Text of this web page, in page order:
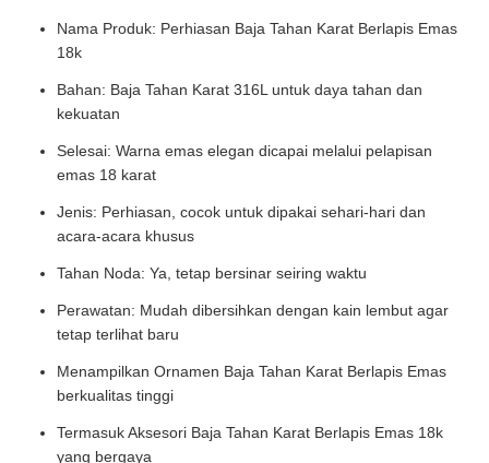
Nama Produk: Perhiasan Baja Tahan Karat Berlapis Emas
18k
Bahan: Baja Tahan Karat 316L untuk daya tahan dan
kekuatan
Selesai: Warna emas elegan dicapai melalui pelapisan
emas 18 karat
Jenis: Perhiasan, cocok untuk dipakai sehari-hari dan
acara-acara khusus
Tahan Noda: Ya, tetap bersinar seiring waktu
Perawatan: Mudah dibersihkan dengan kain lembut agar
tetap terlihat baru
Menampilkan Ornamen Baja Tahan Karat Berlapis Emas
berkualitas tinggi
Termasuk Aksesori Baja Tahan Karat Berlapis Emas 18k
yang bergaya